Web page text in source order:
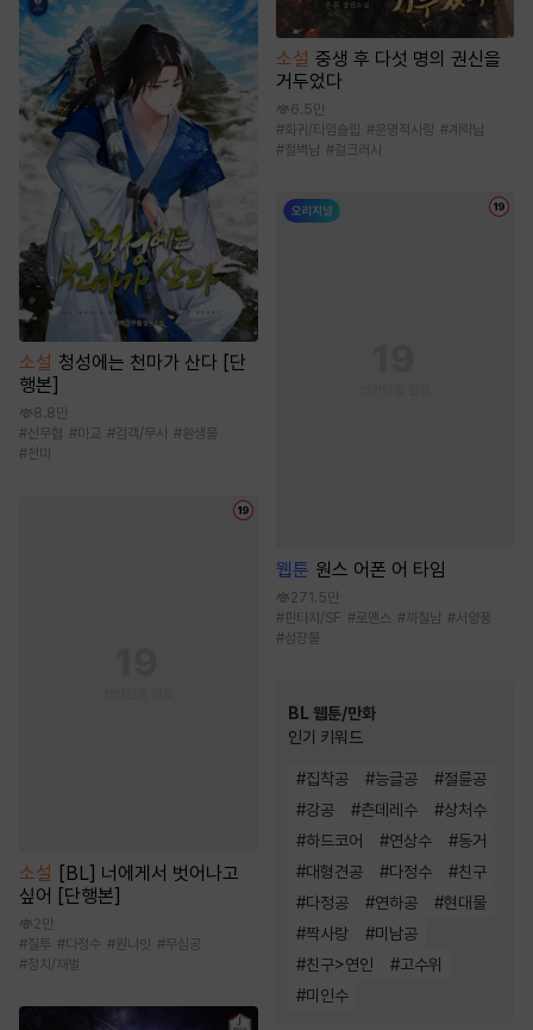
소설 청성에는 천마가 산다 [단
행본]
8.8만
#신무협 #마교 #검객/무사 # 환생물
#천마
소설
[BL] 너에게서 벗어나고
싶어 [단행본]
2만
#질투 #다정수 #원나잇 #무심공
#정치/재벌
소설 중생 후 다섯 명의 권신을
거두었다
6.5만
#회귀/타임슬립 #운명적사랑 #계략남
#철벽남 #걸크러시
웹툰 원스 어폰 어 타임
271.5만
#판타지/SF #로맨스 #까칠남 #서양풍
#성장물
BL 웹툰/만화
인기 키워드
#집착공 #능글공 #절륜공
#강공 #츤데레수 #상처수
#하드코어 #연상수 #동거
#대형견공 #다정수 #친구
#다정공 #연하공 #현대물
#짝사랑 #미남공
#친구>연인 #고수위
#미인수